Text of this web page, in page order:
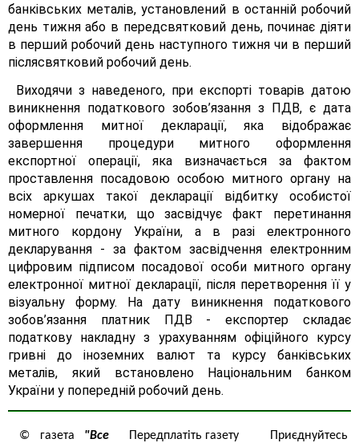
банківських металів, установлений в останній робочий
день тижня або в передсвятковий день, починає діяти
в перший робочий день наступного тижня чи в перший
післясвятковий робочий день.
Виходячи з наведеного, при експорті товарів датою
виникнення податкового зобов’язання з ПДВ, є дата
оформлення митної декларації, яка відображає
завершення процедури митного оформлення
експортної операції, яка визначається за фактом
проставлення посадовою особою митного органу на
всіх аркушах такої декларації відбитку особистої
номерної печатки, що засвідчує факт перетинання
митного кордону України, а в разі електронного
декларування - за фактом засвідчення електронним
цифровим підписом посадової особи митного органу
електронної митної декларації, після перетворення її у
візуальну форму. На дату виникнення податкового
зобов’язання платник ПДВ - експортер складає
податкову накладну з урахуванням офіційного курсу
гривні до іноземних валют та курсу банківських
металів, який встановлено Національним банком
України у попередній робочий день.
© газета "Все
Передплатіть газету
Приєднуйтесь